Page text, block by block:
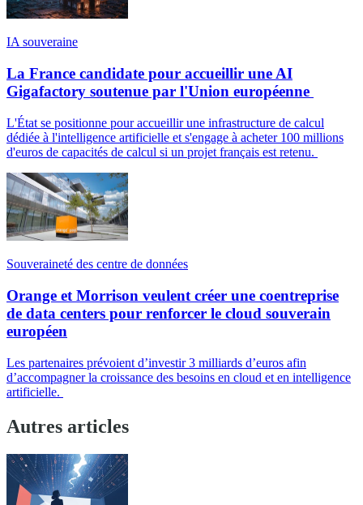
IA souveraine
La France candidate pour accueillir une AI
Gigafactory soutenue par l'Union européenne
L'État se positionne pour accueillir une infrastructure de calcul
dédiée à l'intelligence artificielle et s'engage à acheter 100 millions
d'euros de capacités de calcul si un projet français est retenu.
Souveraineté des centre de données
Orange et Morrison veulent créer une coentreprise
de data centers pour renforcer le cloud souverain
européen
Les partenaires prévoient d’investir 3 milliards d’euros afin
d’accompagner la croissance des besoins en cloud et en intelligence
artificielle.
Autres articles